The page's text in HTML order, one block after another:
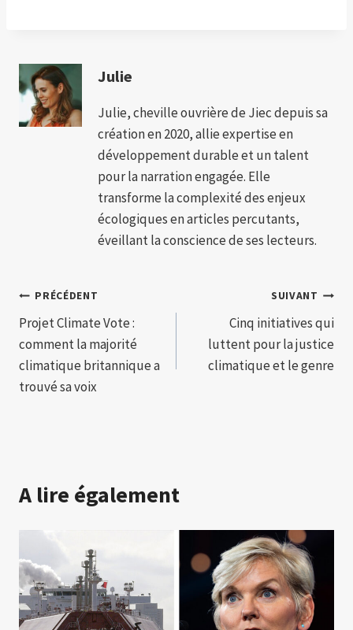
Julie
Julie, cheville ouvrière de Jiec depuis sa
création en 2020, allie expertise en
développement durable et un talent
pour la narration engagée. Elle
transforme la complexité des enjeux
écologiques en articles percutants,
éveillant la conscience de ses lecteurs.
Navigation
de
l’article
PRÉCÉDENT
Projet Climate Vote :
comment la majorité
climatique britannique a
trouvé sa voix
SUIVANT
Cinq initiatives qui
luttent pour la justice
climatique et le genre
A lire également